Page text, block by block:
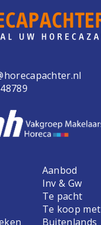
Aanbod
Inv & Gw
Te pacht
Te koop met
Buitenlands